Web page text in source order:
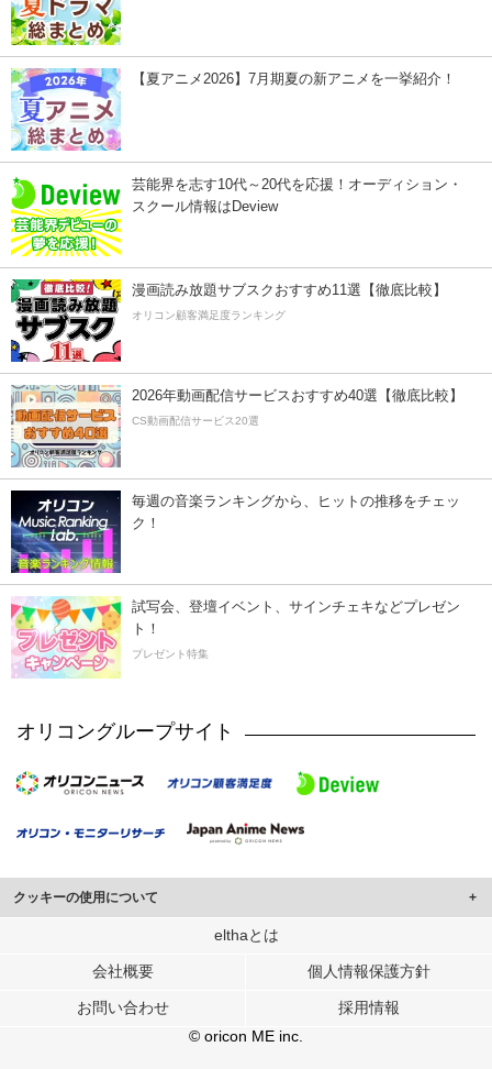
【夏アニメ2026】7月期夏の新アニメを一挙紹介！
芸能界を志す10代～20代を応援！オーディション・
スクール情報はDeview
漫画読み放題サブスクおすすめ11選【徹底比較】
オリコン顧客満足度ランキング
2026年動画配信サービスおすすめ40選【徹底比較】
CS動画配信サービス20選
毎週の音楽ランキングから、ヒットの推移をチェッ
ク！
試写会、登壇イベント、サインチェキなどプレゼン
ト！
プレゼント特集
オリコングループサイト
クッキーの使用について
このサイトでは Cookie を使用して、ユーザーに合わせたコンテンツや広告の
行っています。
メディアや広告配信、データ解析の各パートナーに提供しています。
各パートナーは、この情報とユーザーが各パートナーに提供した他の情報や、
ユーザーが各パートナーのサービスを使用したときに収集した他の情報を組み
elthaとは
会社概要 個人情報保護方針
お問い合わせ
採用情報
© oricon ME inc.